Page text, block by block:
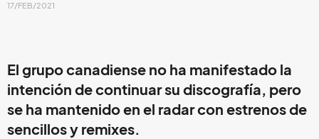
17/FEB/2021
El grupo canadiense no ha manifestado la
intención de continuar su discografía, pero
se ha mantenido en el radar con estrenos de
sencillos y remixes.